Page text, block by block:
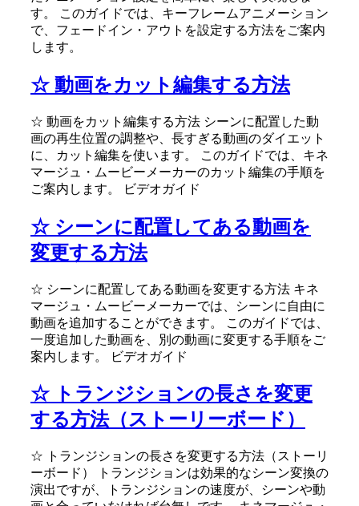
す。 このガイドでは、キーフレームアニメーション
で、フェードイン・アウトを設定する方法をご案内
します。
☆ 動画をカット編集する方法
☆ 動画をカット編集する方法 シーンに配置した動
画の再生位置の調整や、長すぎる動画のダイエット
に、カット編集を使います。 このガイドでは、キネ
マージュ・ムービーメーカーのカット編集の手順を
ご案内します。 ビデオガイド
☆ シーンに配置してある動画を
変更する方法
☆ シーンに配置してある動画を変更する方法 キネ
マージュ・ムービーメーカーでは、シーンに自由に
動画を追加することができます。 このガイドでは、
一度追加した動画を、別の動画に変更する手順をご
案内します。 ビデオガイド
☆ トランジションの長さを変更
する方法（ストーリーボード）
☆ トランジションの長さを変更する方法（ストーリ
ーボード） トランジションは効果的なシーン変換の
演出ですが、トランジションの速度が、シーンや動